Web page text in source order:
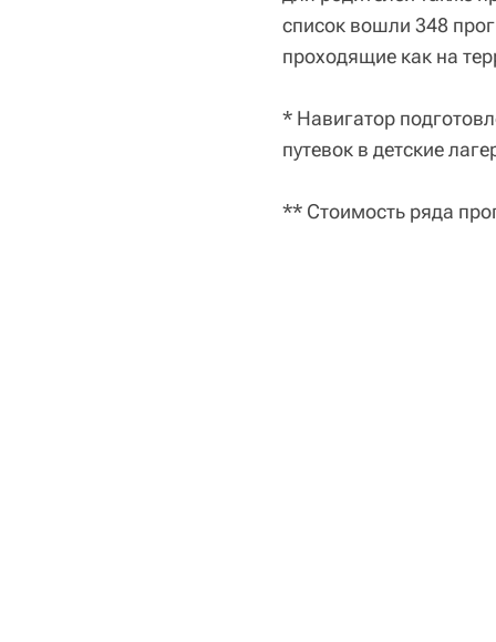
список вошли 348
проходящие как на
* Навигатор
путевок в детские
** Стоимость ряда